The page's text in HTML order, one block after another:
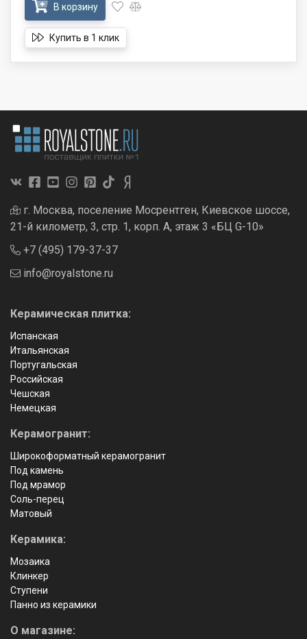
В корзину
Купить в 1 клик
г. Москва, поселение Мосрентген, Киевское шоссе,
21-й километр, 3, стр. 1, корп. А, этаж 3 «БЦ G-10»
+7 (495) 179-37-37
info@royalstone.ru
Керамическая плитка:
Испанская
Итальянская
Португальская
Российская
Чешская
Немецкая
Керамогранит:
Широкоформатный керамогранит
Под камень
Под мрамор
Соль-перец
Матовый
Керамика:
Мозаика
Клинкер
Ступени
Панно из керамики
О магазине: